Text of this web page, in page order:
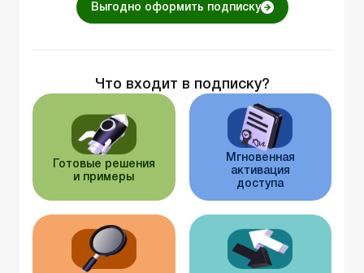
Выгодно оформить подписку
Что входит в подписку?
Готовые решения
и примеры
Мгновенная
активация
доступа